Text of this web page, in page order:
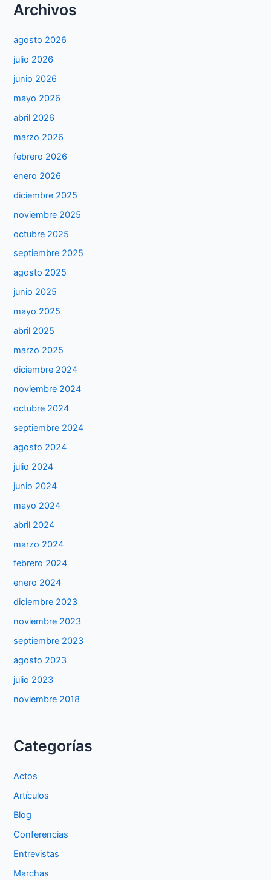
Archivos
agosto 2026
julio 2026
junio 2026
mayo 2026
abril 2026
marzo 2026
febrero 2026
enero 2026
diciembre 2025
noviembre 2025
octubre 2025
septiembre 2025
agosto 2025
junio 2025
mayo 2025
abril 2025
marzo 2025
diciembre 2024
noviembre 2024
octubre 2024
septiembre 2024
agosto 2024
julio 2024
junio 2024
mayo 2024
abril 2024
marzo 2024
febrero 2024
enero 2024
diciembre 2023
noviembre 2023
septiembre 2023
agosto 2023
julio 2023
noviembre 2018
Categorías
Actos
Artículos
Blog
Conferencias
Entrevistas
Marchas